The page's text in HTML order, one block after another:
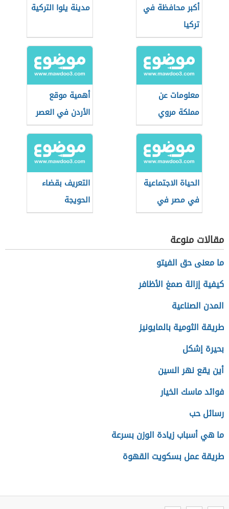
أكبر محافظة في
تركيا
مدينة يلوا التركية
معلومات عن
مملكة مروي
أهمية موقع
الأردن في العصر
المملوكي
الحياة الاجتماعية
في مصر في
العصر العثماني
التعريف بقضاء
الحويجة
مقالات منوعة
ما معنى حق الفيتو
كيفية إزالة صمغ الأظافر
المدن الصناعية
طريقة الثومية بالمايونيز
بحيرة إشكل
أين يقع نهر السين
فوائد ماسك الخيار
رسائل حب
ما هي أسباب زيادة الوزن بسرعة
طريقة عمل بسكويت القهوة